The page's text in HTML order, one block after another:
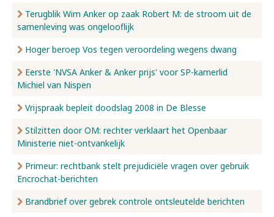
Terugblik Wim Anker op zaak Robert M: de stroom uit de
samenleving was ongelooflijk
Hoger beroep Vos tegen veroordeling wegens dwang
Eerste 'NVSA Anker & Anker prijs' voor SP-kamerlid
Michiel van Nispen
Vrijspraak bepleit doodslag 2008 in De Blesse
Stilzitten door OM: rechter verklaart het Openbaar
Ministerie niet-ontvankelijk
Primeur: rechtbank stelt prejudiciële vragen over gebruik
Encrochat-berichten
Brandbrief over gebrek controle ontsleutelde berichten